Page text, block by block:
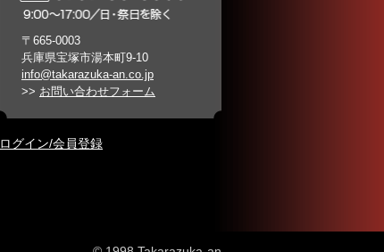
〒665-0003
兵庫県宝塚市湯本町9-10
info@takarazuka-an.co.jp
>> お問い合わせフォーム
ログイン/会員登録